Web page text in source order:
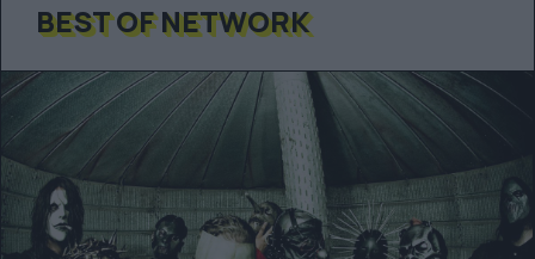
BEST OF NETWORK